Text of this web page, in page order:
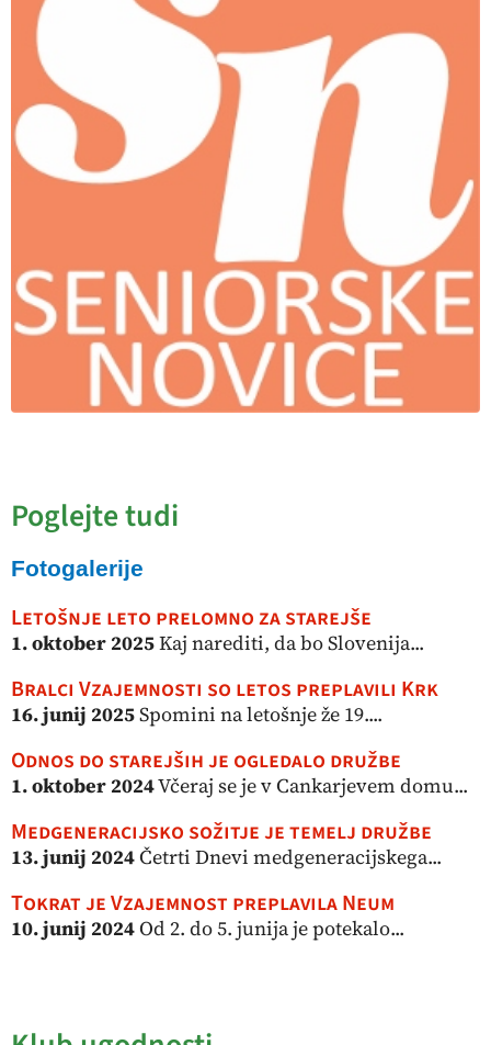
Poglejte tudi
Fotogalerije
Letošnje leto prelomno za starejše
1. oktober 2025Kaj narediti, da bo Slovenija...
Bralci Vzajemnosti so letos preplavili Krk
16. junij 2025Spomini na letošnje že 19....
Odnos do starejših je ogledalo družbe
1. oktober 2024Včeraj se je v Cankarjevem domu...
Medgeneracijsko sožitje je temelj družbe
13. junij 2024Četrti Dnevi medgeneracijskega...
Tokrat je Vzajemnost preplavila Neum
10. junij 2024Od 2. do 5. junija je potekalo...